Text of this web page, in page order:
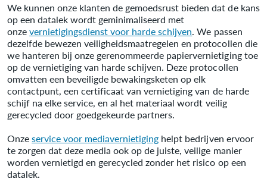
We kunnen onze klanten de gemoedsrust bieden dat de kans
op een datalek wordt geminimaliseerd met
onzevernietigingsdienst voor harde schijven. We passen
dezelfde bewezen veiligheidsmaatregelen en protocollen die
we hanteren bij onze gerenommeerde papiervernietiging toe
op de vernietiging van harde schijven. Deze protocollen
omvatten een beveiligde bewakingsketen op elk
contactpunt, een certificaat van vernietiging van de harde
schijf na elke service, en al het materiaal wordt veilig
gerecycled door goedgekeurde partners.
Onzeservice voor mediavernietiging helpt bedrijven ervoor
te zorgen dat deze media ook op de juiste, veilige manier
worden vernietigd en gerecycled zonder het risico op een
datalek.